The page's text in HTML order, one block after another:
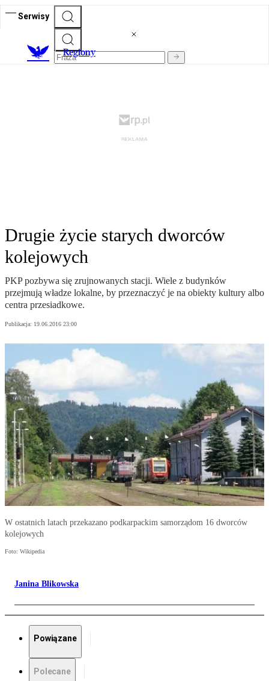
Serwisy
Regiony
Drugie życie starych dworców
kolejowych
PKP pozbywa się zrujnowanych stacji. Wiele z budynków
przejmują władze lokalne, by przeznaczyć je na obiekty kultury albo
centra przesiadkowe.
Publikacja: 19.06.2016 23:00
W ostatnich latach przekazano podkarpackim samorządom 16 dworców
kolejowych
Foto: Wikipedia
Janina Blikowska
Powiązane
Polecane